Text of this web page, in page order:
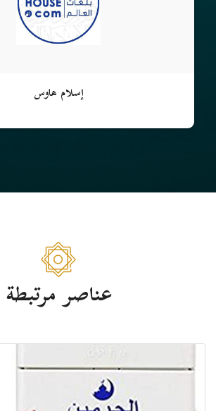
إسلام هاوس
عناصر مرتبطة